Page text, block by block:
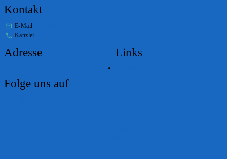
Kontakt
E-Mail
Kanzlei
Adresse Links
Folge uns auf